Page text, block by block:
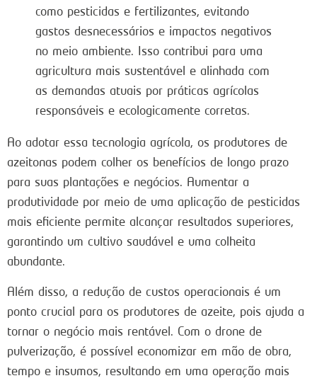
como pesticidas e fertilizantes, evitando
gastos desnecessários e impactos negativos
no meio ambiente. Isso contribui para uma
agricultura mais sustentável e alinhada com
as demandas atuais por práticas agrícolas
responsáveis e ecologicamente corretas.
Ao adotar essa tecnologia agrícola, os produtores de
azeitonas podem colher os benefícios de longo prazo
para suas plantações e negócios. Aumentar a
produtividade por meio de uma aplicação de pesticidas
mais eficiente permite alcançar resultados superiores,
garantindo um cultivo saudável e uma colheita
abundante.
Além disso, a redução de custos operacionais é um
ponto crucial para os produtores de azeite, pois ajuda a
tornar o negócio mais rentável. Com o drone de
pulverização, é possível economizar em mão de obra,
tempo e insumos, resultando em uma operação mais